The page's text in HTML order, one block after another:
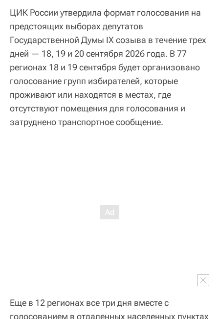
ЦИК России утвердила формат голосования на
предстоящих выборах депутатов
Государственной Думы IX созыва в течение трех
дней — 18, 19 и 20 сентября 2026 года. В 77
регионах 18 и 19 сентября будет организовано
голосование групп избирателей, которые
проживают или находятся в местах, где
отсутствуют помещения для голосования и
затруднено транспортное сообщение.
Еще в 12 регионах все три дня вместе с
голосованием в отдаленных населенных пунктах